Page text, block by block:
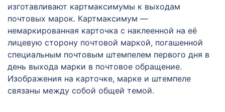
изготавливают картмаксимумы к выходам
почтовых марок. Картмаксимум —
немаркированная карточка с наклеенной на её
лицевую сторону почтовой маркой, погашенной
специальным почтовым штемпелем первого дня в
день выхода марки в почтовое обращение.
Изображения на карточке, марке и штемпеле
связаны между собой общей темой.